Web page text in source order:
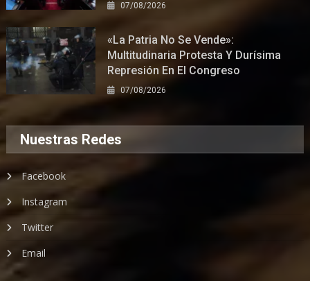
07/08/2026
«La Patria No Se Vende»:
Multitudinaria Protesta Y Durísima
Represión En El Congreso
07/08/2026
Nuestras Redes
Facebook
Instagram
Twitter
Email